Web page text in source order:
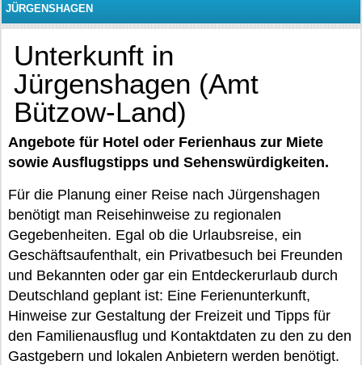
JÜRGENSHAGEN
Unterkunft in
Jürgenshagen (Amt
Bützow-Land)
Angebote für Hotel oder Ferienhaus zur Miete
sowie Ausflugstipps und Sehenswürdigkeiten.
Für die Planung einer Reise nach Jürgenshagen
benötigt man Reisehinweise zu regionalen
Gegebenheiten. Egal ob die Urlaubsreise, ein
Geschäftsaufenthalt, ein Privatbesuch bei Freunden
und Bekannten oder gar ein Entdeckerurlaub durch
Deutschland geplant ist: Eine Ferienunterkunft,
Hinweise zur Gestaltung der Freizeit und Tipps für
den Familienausflug und Kontaktdaten zu den zu den
Gastgebern und lokalen Anbietern werden benötigt.